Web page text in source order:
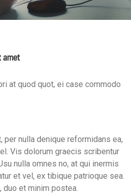
amet
at quod quot, ei case commodo
nulla denique reformidans ea,
Vis dolorum graecis scribentur
nulla omnes no, at qui inermis
et vel, ex tibique patrioque sea.
duo et minim postea.